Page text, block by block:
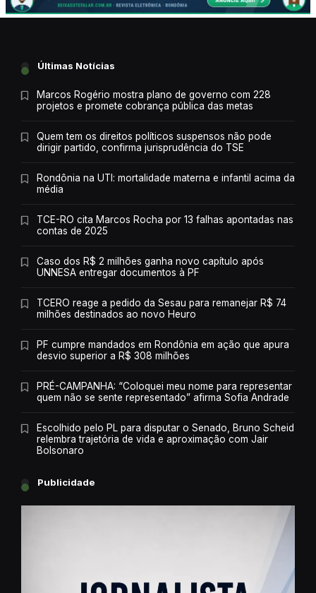
Últimas Notícias
Marcos Rogério mostra plano de governo com 228
projetos e promete cobrança pública das metas
Quem tem os direitos políticos suspensos não pode
dirigir partido, confirma jurisprudência do TSE
Rondônia na UTI: mortalidade materna e infantil acima da
média
TCE-RO cita Marcos Rocha por 13 falhas apontadas nas
contas de 2025
Caso dos R$ 2 milhões ganha novo capítulo após
UNNESA entregar documentos à PF
TCERO reage a pedido da Sesau para remanejar R$ 74
milhões destinados ao novo Heuro
PF cumpre mandados em Rondônia em ação que apura
desvio superior a R$ 308 milhões
PRÉ-CAMPANHA: “Coloquei meu nome para representar
quem não se sente representado” afirma Sofia Andrade
Escolhido pelo PL para disputar o Senado, Bruno Scheid
relembra trajetória de vida e aproximação com Jair
Bolsonaro
Publicidade